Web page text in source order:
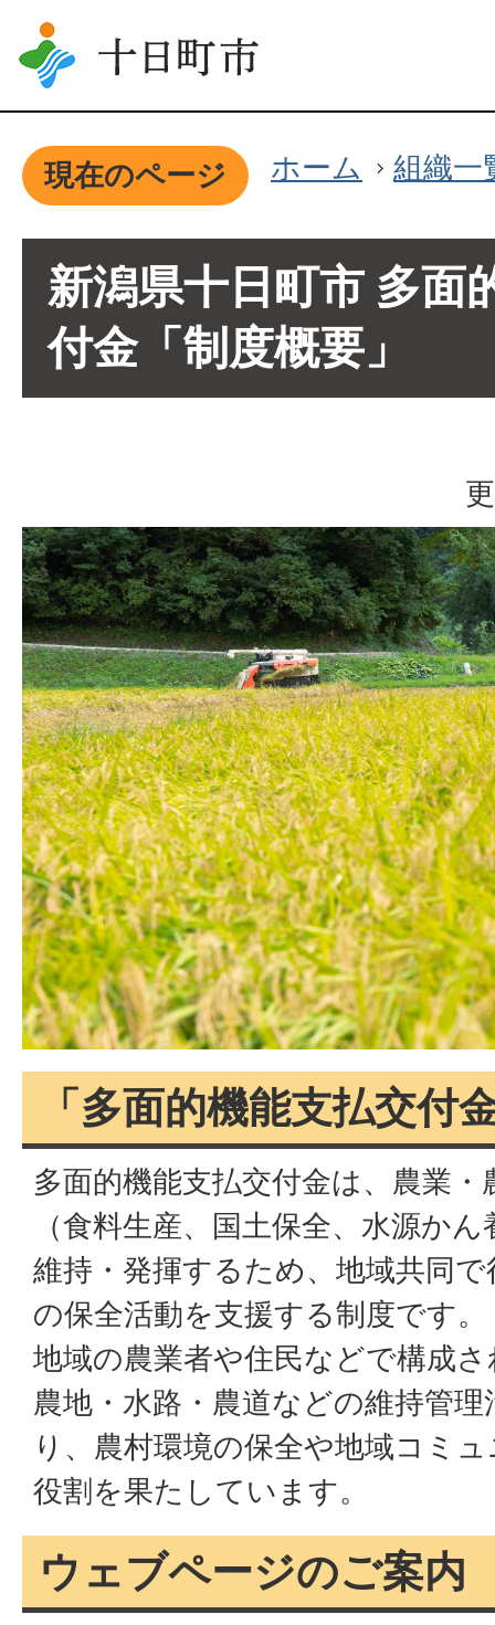
現在のページ ホーム 組織一
新潟県十日町市 多面
付金「制度概要」
「多面的機能支払交付
多面的機能支払交付金は、農業
（食料生産、国土保全、水源か
維持・発揮するため、地域共同
の保全活動を支援する制度です。
地域の農業者や住民などで構成
農地・水路・農道などの維持管
り、農村環境の保全や地域コミ
役割を果たしています。
ウェブページのご案内